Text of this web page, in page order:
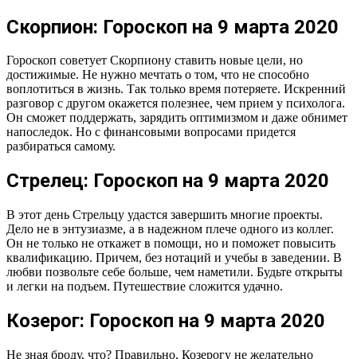
Скорпион: Гороскоп на 9 марта 2020
Гороскоп советует Скорпиону ставить новые цели, но
достижимые. Не нужно мечтать о том, что не способно
воплотиться в жизнь. Так только время потеряете. Искренний
разговор с другом окажется полезнее, чем прием у психолога.
Он сможет поддержать, зарядить оптимизмом и даже обнимет
напоследок. Но с финансовыми вопросами придется
разбираться самому.
Стрелец: Гороскоп на 9 марта 2020
В этот день Стрельцу удастся завершить многие проекты.
Дело не в энтузиазме, а в надежном плече одного из коллег.
Он не только не откажет в помощи, но и поможет повысить
квалификацию. Причем, без нотаций и учебы в заведении. В
любви позвольте себе больше, чем наметили. Будьте открыты
и легки на подъем. Путешествие сложится удачно.
Козерог: Гороскоп на 9 марта 2020
Не зная броду, что? Правильно, Козерогу не желательно